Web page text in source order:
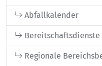
Abfallkalender
Bereitschaftsdienste
Regionale